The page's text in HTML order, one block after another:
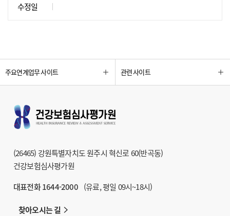
수정일
주요연계업무 사이트 관련 사이트
(26465) 강원특별자치도 원주시 혁신로 60(반곡동)
건강보험심사평가원
대표전화 1644-2000 (유료, 평일 09시~18시)
찾아오시는 길